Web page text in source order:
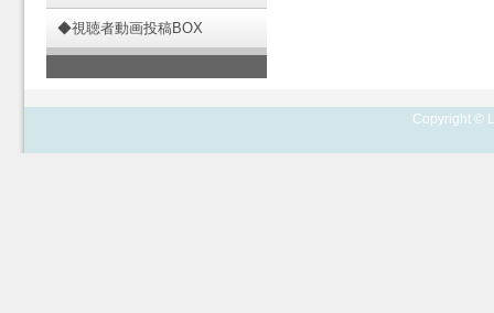
◆視聴者動画投稿BOX
Copyright ©